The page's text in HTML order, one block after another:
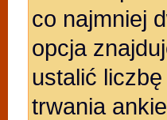
co najmniej
opcja
ustalić
trwania